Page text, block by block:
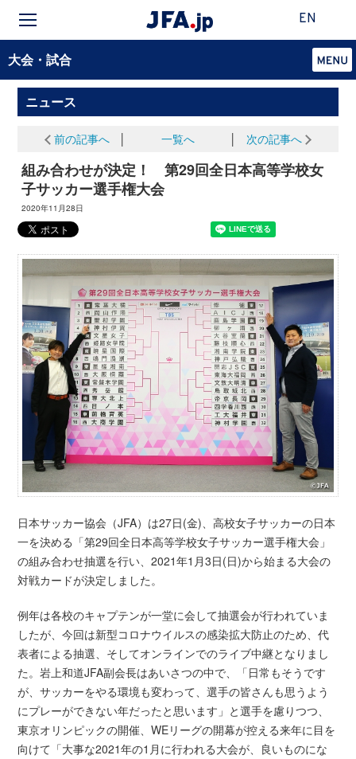
EN
大会・試合
ニュース
前の記事へ 一覧へ 次の記事へ
組み合わせが決定！ 第29回全日本高等学校女
子サッカー選手権大会
2020年11月28日
日本サッカー協会（JFA）は27日(金)、高校女子サッカーの日本
一を決める「第29回全日本高等学校女子サッカー選手権大会」
の組み合わせ抽選を行い、2021年1月3日(日)から始まる大会の
対戦カードが決定しました。
例年は各校のキャプテンが一堂に会して抽選会が行われていま
したが、今回は新型コロナウイルスの感染拡大防止のため、代
表者による抽選、そしてオンラインでのライブ中継となりまし
た。岩上和道JFA副会長はあいさつの中で、「日常もそうです
が、サッカーをやる環境も変わって、選手の皆さんも思うよう
にプレーができない年だったと思います」と選手を慮りつつ、
東京オリンピックの開催、WEリーグの開幕が控える来年に目を
向けて「大事な2021年の1月に行われる大会が、良いものにな